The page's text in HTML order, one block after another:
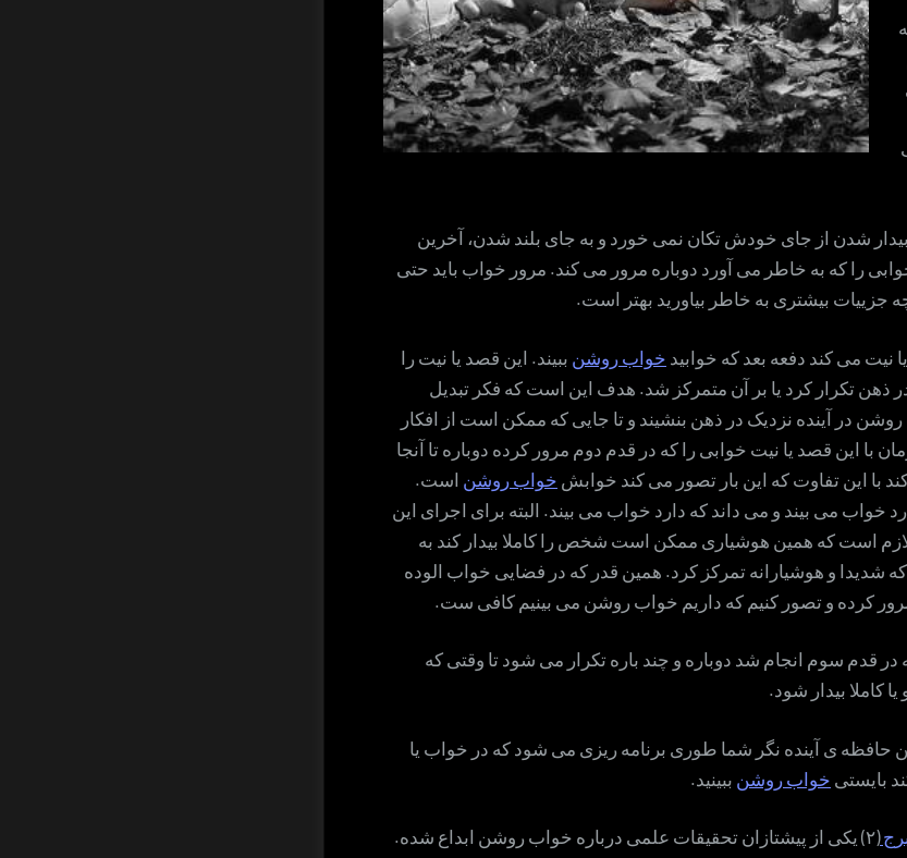
شدن از جای خودش تکان نمی خورد و به جای بلند شدن، آخرین
را که به خاطر می آورد دوباره مرور می کند. مرور خواب باید حتی
جزییات بیشتری به خاطر بیاورید بهتر است.
می کند دفعه بعد که خوابید خواب روشن ببیند. این قصد یا نیت را
ذهن تکرار کرد یا بر آن متمرکز شد. هدف این است که فکر تبدیل
در آینده نزدیک در ذهن بنشیند و تا جایی که ممکن است از افکار
با این قصد یا نیت خوابی را که در قدم دوم مرور کرده دوباره تا آنجا
با این تفاوت که این بار تصور می کند خوابش خواب روشن است.
خواب می بیند و می داند که دارد خواب می بیند. البته برای اجرای این
است که همین هوشیاری ممکن است شخص را کاملا بیدار کند به
شدیدا و هوشیارانه تمرکز کرد. همین قدر که در فضایی خواب الوده
کرده و تصور کنیم که داریم خواب روشن می بینیم کافی ست.
قدم سوم انجام شد دوباره و چند باره تکرار می شود تا وقتی که
کاملا بیدار شود.
حافظه ی آینده نگر شما طوری برنامه ریزی می شود که در خواب یا
بایستی خواب روشن ببینید.
(۲) یکی از پیشتازان تحقیقات علمی درباره خواب روشن ابداع شده.